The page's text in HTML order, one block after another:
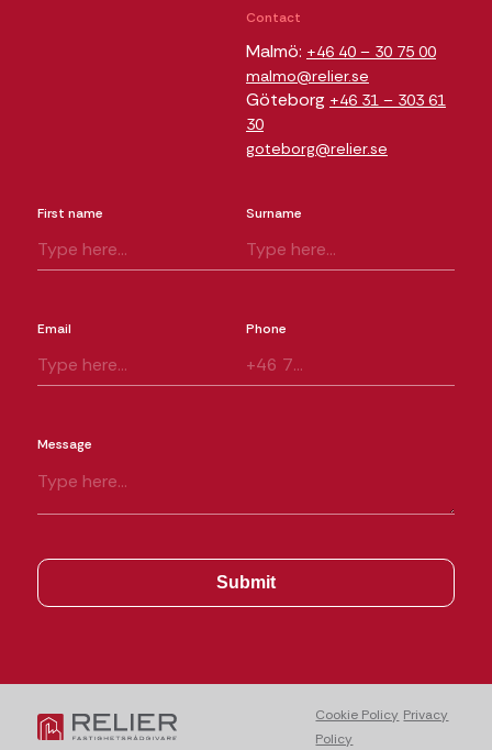
Contact
Malmö: +46 40 – 30 75 00
malmo@relier.se
Göteborg +46 31 – 303 61
30
goteborg@relier.se
First name Surname
Email Phone
Message
Cookie Policy Privacy
Policy